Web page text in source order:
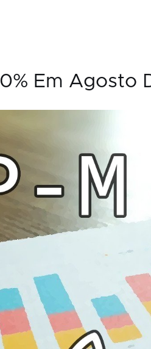
Em Agosto